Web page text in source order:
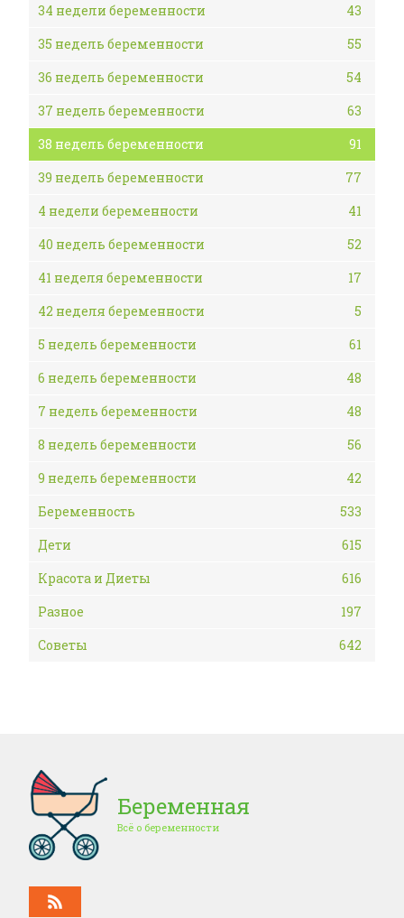
34 недели беременности
43
35 недель беременности
55
36 недель беременности
54
37 недель беременности
63
38 недель беременности
91
39 недель беременности
77
4 недели беременности
41
40 недель беременности
52
41 неделя беременности
17
42 неделя беременности
5
5 недель беременности
61
6 недель беременности
48
7 недель беременности
48
8 недель беременности
56
9 недель беременности
42
Беременность
533
Дети
615
Красота и Диеты
616
Разное
197
Советы
642
Беременная
Всё о беременности